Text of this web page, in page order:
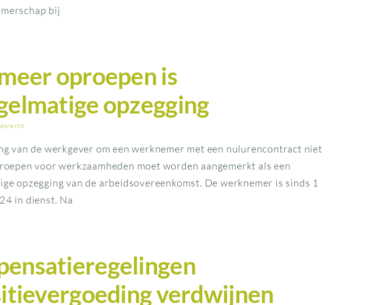
bij
oproepen is
opzegging
van de werkgever om een werknemer met een nulurencontract niet
voor werkzaamheden moet worden aangemerkt als een
opzegging van de arbeidsovereenkomst. De werknemer is sinds 1
in dienst. Na
verdwijnen